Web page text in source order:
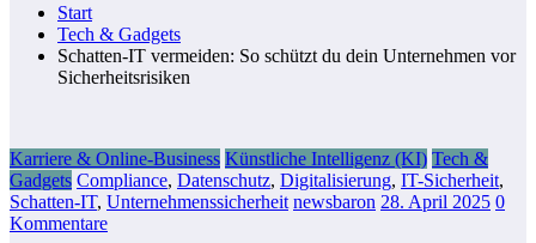
Start
Tech & Gadgets
Schatten-IT vermeiden: So schützt du dein Unternehmen vor
Sicherheitsrisiken
Karriere & Online-Business Künstliche Intelligenz (KI) Tech &
Gadgets Compliance, Datenschutz, Digitalisierung, IT-Sicherheit,
Schatten-IT, Unternehmenssicherheit newsbaron 28. April 2025 0
Kommentare